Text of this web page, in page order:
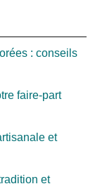
: conseils
faire-part
et
et